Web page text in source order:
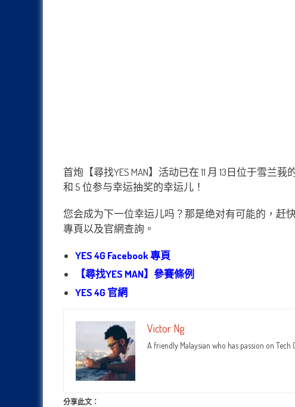
首炮【尋找YES MAN】活动已在 11 月 13日位于雪兰
和 5 位参与幸运抽奖的幸运儿！
您会成为下一位幸运儿吗？那是绝对有可能的，赶快
專頁以及官網查詢。
YES 4G Facebook 專頁
【尋找YES MAN】參賽條例
YES 4G 官網
Victor Ng
A friendly Malaysian who has passion on Tech
分享此文：